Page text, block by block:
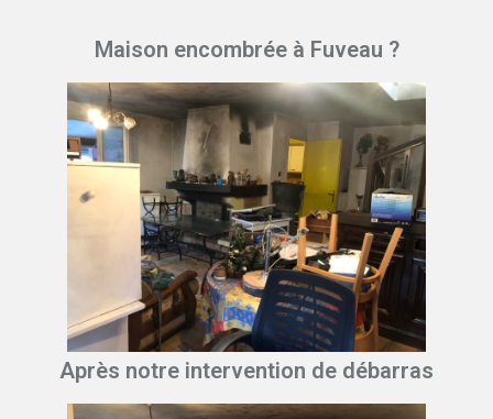
Maison encombrée à Fuveau ?
Après notre intervention de débarras